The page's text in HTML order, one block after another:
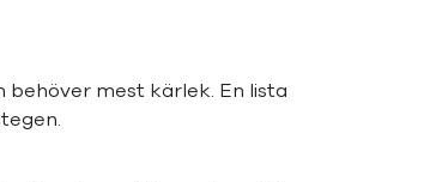
mest kärlek. En lista